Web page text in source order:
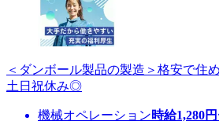
＜ダンボール製品の製造＞格安で住
土日祝休み◎
機械オペレーション時給1,280